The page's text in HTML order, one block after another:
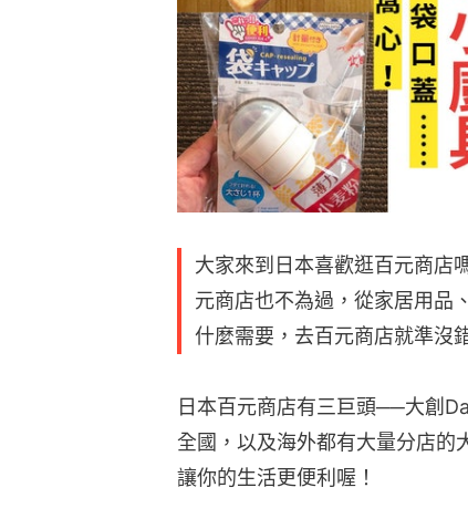
大家來到日本喜歡逛百元商店
元商店也不為過，從家居用品
什麼需要，去百元商店就準沒
日本百元商店有三巨頭──大創
全國，以及海外都有大量分店的
讓你的生活更便利喔！